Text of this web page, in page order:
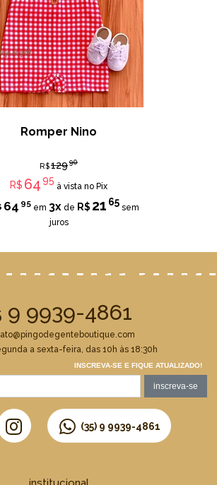
Romper Nino
R$12990
R$ 6495
à vista no Pix
64 95em 3xde R$ 21 65
sem
juros
9 9939-4861
a sexta-feira, das 10h às 18:30h
INSCREVA-SE E FIQUE ATUALIZADO!
(35) 9 9939-4861